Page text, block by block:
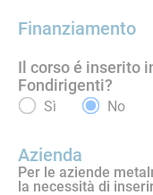
Finanziamento
Il corso é inserito
Fondirigenti?
Sì No
Azienda
Per le aziende
la necessità di